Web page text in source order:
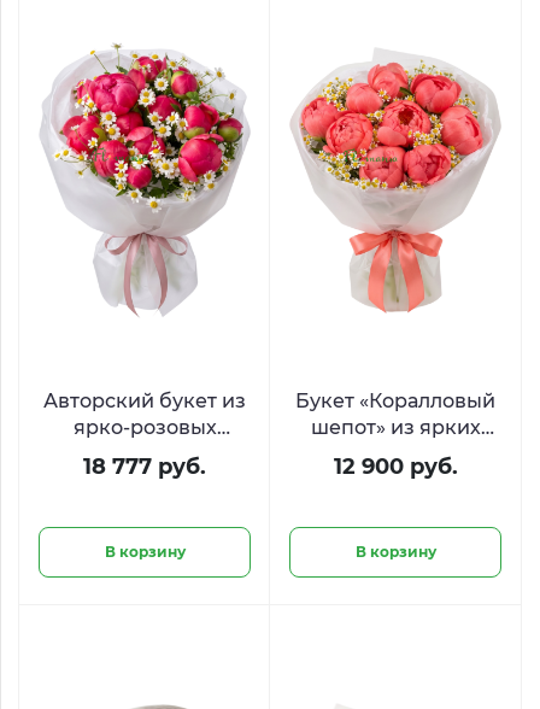
Авторский букет из
ярко-розовых
пионов и
белоснежного
акцент»
18 777 руб.
В корзину
Букет «Коралловый
шепот» из ярких
пионов и ромашек
12 900 руб.
В корзину